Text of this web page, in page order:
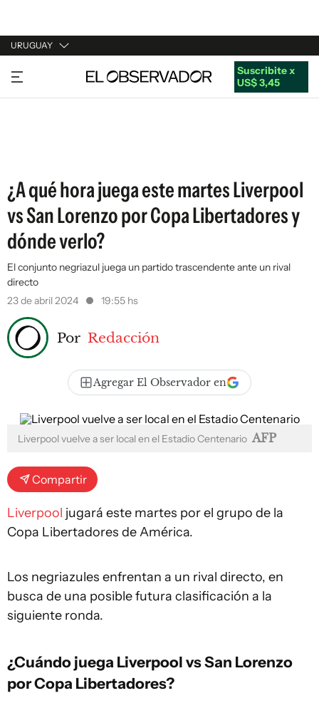
URUGUAY
URUGUAY
ARGENTINA
Suscribite x
US$ 3,45
¿A qué hora juega este martes Liverpool
vs San Lorenzo por Copa Libertadores y
dónde verlo?
El conjunto negriazul juega un partido trascendente ante un rival
directo
23 de abril 2024
19:55 hs
Por Redacción
Agregar El Observador en
Liverpool vuelve a ser local en el Estadio Centenario AFP
Compartir
Liverpool jugará este martes por el grupo de la
Copa Libertadores de América.
Los negriazules enfrentan a un rival directo, en
busca de una posible futura clasificación a la
siguiente ronda.
¿Cuándo juega Liverpool vs San Lorenzo
por Copa Libertadores?